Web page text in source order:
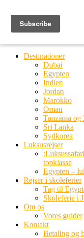
Ring til os
20 66 03 08
Destinationer
Dubai
Egypten
Indien
Jordan
Marokko
Oman
Tanzania og
Sri Lanka
Sydkorea
Luksusrejser
topklasse
Egypten –
Rejser i skoleferier
Tag til
Skoleferie i
Om os
Vores guider
Kontakt
Betaling og